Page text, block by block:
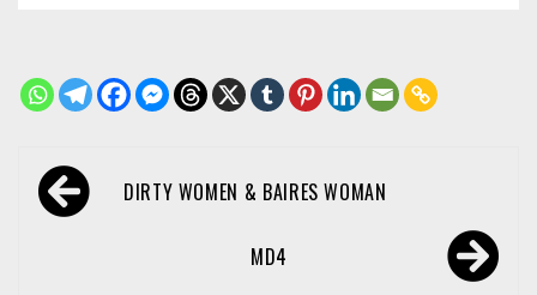
Navegación
de DIRTY WOMEN & BAIRES WOMAN
MD4